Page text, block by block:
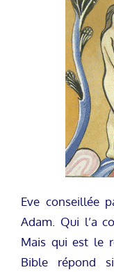
Eve conseillée
Adam. Qui l’a
Mais qui est le
Bible répond